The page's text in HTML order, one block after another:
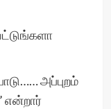
அப்புறம்
என்றார்